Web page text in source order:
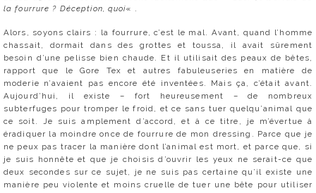
la fourrure ? Déception, quoi« .
Alors, soyons clairs : la fourrure, c’est le mal. Avant, quand l’homme
chassait, dormait dans des grottes et toussa, il avait sûrement
besoin d’une pelisse bien chaude. Et il utilisait des peaux de bêtes,
rapport que le Gore Tex et autres fabuleuseries en matière de
moderie n’avaient pas encore été inventées. Mais ça, c’était avant.
Aujourd’hui, il existe – fort heureusement – de nombreux
subterfuges pour tromper le froid, et ce sans tuer quelqu’animal que
ce soit. Je suis amplement d’accord, et à ce titre, je m’évertue à
éradiquer la moindre once de fourrure de mon dressing. Parce que je
ne peux pas tracer la manière dont l’animal est mort, et parce que, si
je suis honnête et que je choisis d’ouvrir les yeux ne serait-ce que
deux secondes sur ce sujet, je ne suis pas certaine qu’il existe une
manière peu violente et moins cruelle de tuer une bête pour utiliser